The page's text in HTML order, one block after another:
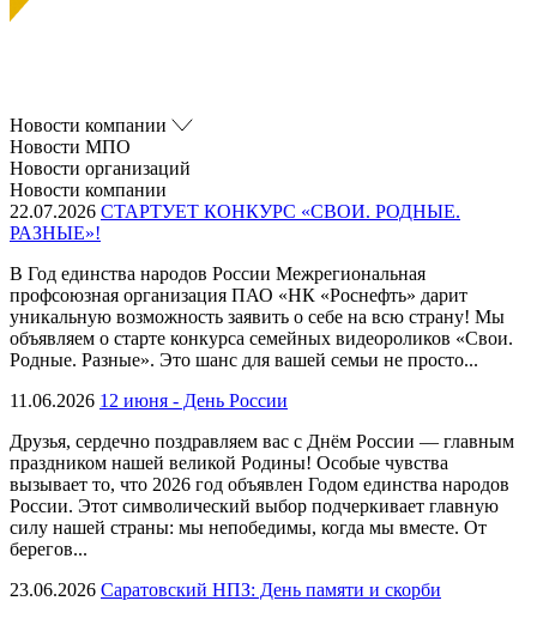
Новости компании
Новости МПО
Новости организаций
Новости компании
22.07.2026 СТАРТУЕТ КОНКУРС «СВОИ. РОДНЫЕ.
РАЗНЫЕ»!
В Год единства народов России Межрегиональная
профсоюзная организация ПАО «НК «Роснефть» дарит
уникальную возможность заявить о себе на всю страну! Мы
объявляем о старте конкурса семейных видеороликов «Свои.
Родные. Разные». Это шанс для вашей семьи не просто...
11.06.2026 12 июня - День России
Друзья, сердечно поздравляем вас с Днём России — главным
праздником нашей великой Родины! Особые чувства
вызывает то, что 2026 год объявлен Годом единства народов
России. Этот символический выбор подчеркивает главную
силу нашей страны: мы непобедимы, когда мы вместе. От
берегов...
23.06.2026 Саратовский НПЗ: День памяти и скорби